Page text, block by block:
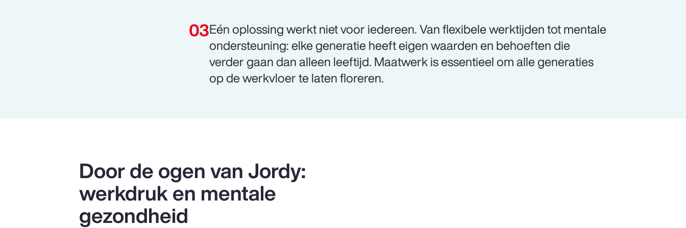
Eén oplossing werkt niet voor iedereen. Van flexibele werktijden tot mentale
ondersteuning: elke generatie heeft eigen waarden en behoeften die
verder gaan dan alleen leeftijd. Maatwerk is essentieel om alle generaties
op de werkvloer te laten floreren.
Door de ogen van Jordy:
werkdruk en mentale
gezondheid